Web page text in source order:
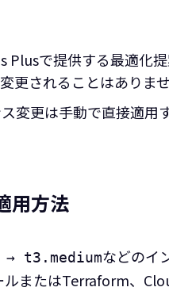
Plusで提供する最適化
更されることはありませ
変更は手動で直接適用
用方法
t3.mediumなどのイ
ルまたはTerraform、